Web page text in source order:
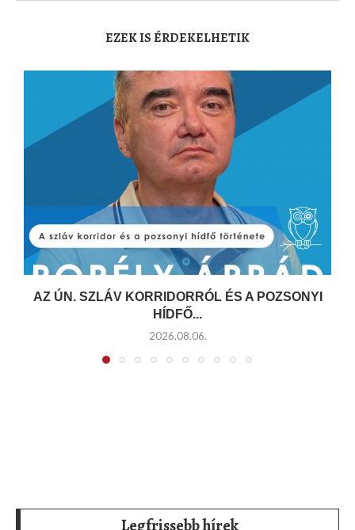
EZEK IS ÉRDEKELHETIK
AZ ÚN. SZLÁV KORRIDORRÓL ÉS A POZSONYI
HÍDFŐ...
2026.08.06.
Legfrissebb hírek